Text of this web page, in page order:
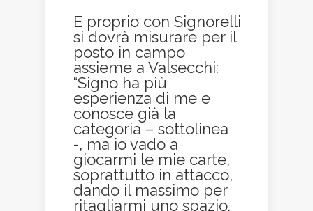
E proprio con Signorelli
si dovrà misurare per il
posto in campo
assieme a Valsecchi:
“Signo ha più
esperienza di me e
conosce già la
categoria – sottolinea
-, ma io vado a
giocarmi le mie carte,
soprattutto in attacco,
dando il massimo per
ritagliarmi uno spazio.